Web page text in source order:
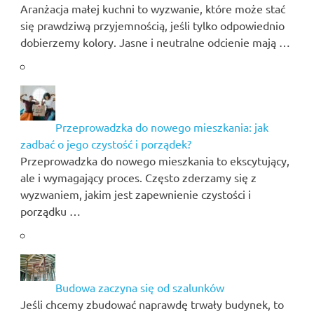
Aranżacja małej kuchni to wyzwanie, które może stać
się prawdziwą przyjemnością, jeśli tylko odpowiednio
dobierzemy kolory. Jasne i neutralne odcienie mają …
Przeprowadzka do nowego mieszkania: jak
zadbać o jego czystość i porządek?
Przeprowadzka do nowego mieszkania to ekscytujący,
ale i wymagający proces. Często zderzamy się z
wyzwaniem, jakim jest zapewnienie czystości i
porządku …
Budowa zaczyna się od szalunków
Jeśli chcemy zbudować naprawdę trwały budynek, to